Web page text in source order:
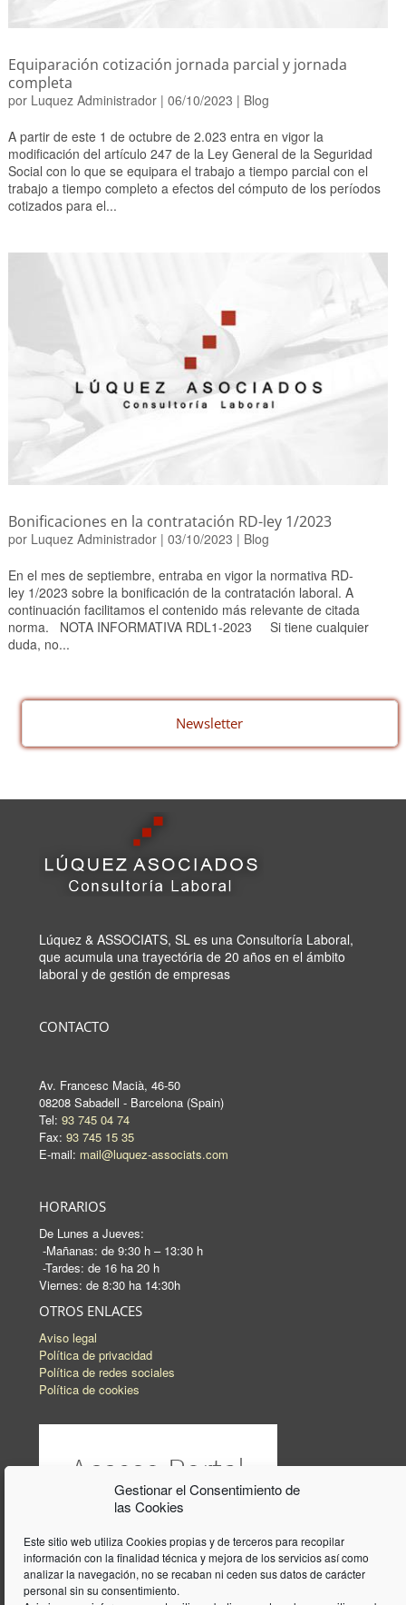
Gestionar el Consentimiento de
las Cookies
Este sitio web utiliza Cookies propias y de terceros para recopilar
información con la finalidad técnica y mejora de los servicios así como
analizar la navegación, no se recaban ni ceden sus datos de carácter
personal sin su consentimiento.
Equiparación cotización jornada parcial y jornada
completa
por Luquez Administrador| 06/10/2023 | Blog
A partir de este 1 de octubre de 2.023 entra en vigor la
modificación del artículo 247 de la Ley General de la Seguridad
Social con lo que se equipara el trabajo a tiempo parcial con el
trabajo a tiempo completo a efectos del cómputo de los períodos
cotizados para el...
Bonificaciones en la contratación RD-ley 1/2023
por Luquez Administrador| 03/10/2023 | Blog
En el mes de septiembre, entraba en vigor la normativa RD-
ley 1/2023 sobre la bonificación de la contratación laboral. A
continuación facilitamos el contenido más relevante de citada
norma. NOTA INFORMATIVA RDL1-2023 Si tiene cualquier
duda, no...
Newsletter
Lúquez & ASSOCIATS, SL es una Consultoría Laboral,
que acumula una trayectória de 20 años en el ámbito
laboral y de gestión de empresas
CONTACTO
Av. Francesc Macià, 46-50
08208 Sabadell - Barcelona (Spain)
Tel: 93 745 04 74
Fax: 93 745 15 35
E-mail: mail@luquez-associats.com
HORARIOS
De Lunes a Jueves:
-Mañanas: de 9:30 h – 13:30 h
-Tardes: de 16 ha 20 h
Viernes: de 8:30 ha 14:30h
OTROS ENLACES
Aviso legal
Política de privacidad
Política de redes sociales
Política de cookies